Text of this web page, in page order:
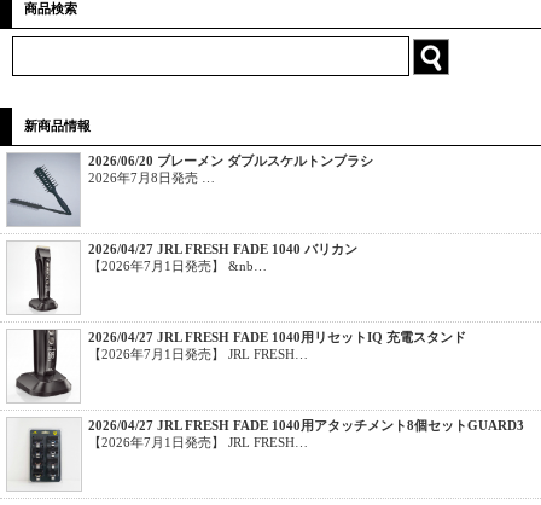
商品検索
新商品情報
2026/06/20 ブレーメン ダブルスケルトンブラシ
2026年7月8日発売 …
2026/04/27 JRL FRESH FADE 1040 バリカン
【2026年7月1日発売】 &nb…
2026/04/27 JRL FRESH FADE 1040用リセットIQ 充電スタンド
【2026年7月1日発売】 JRL FRESH…
2026/04/27 JRL FRESH FADE 1040用アタッチメント8個セットGUARD3
【2026年7月1日発売】 JRL FRESH…